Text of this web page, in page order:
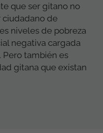
que ser gitano no
ciudadano de
niveles de pobreza
negativa cargada
Pero también es
gitana que existan